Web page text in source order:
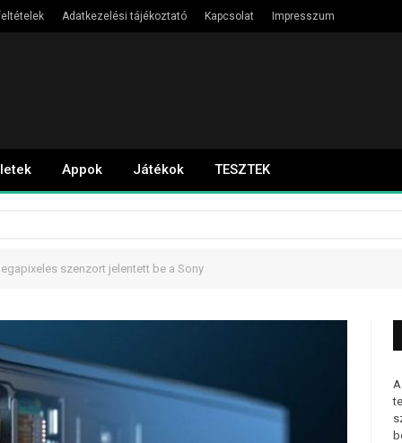
Adatkezelési tájékoztató Kapcsolat Impresszum
Appok Játékok TESZTEK
szenzort jelentett be a Sony